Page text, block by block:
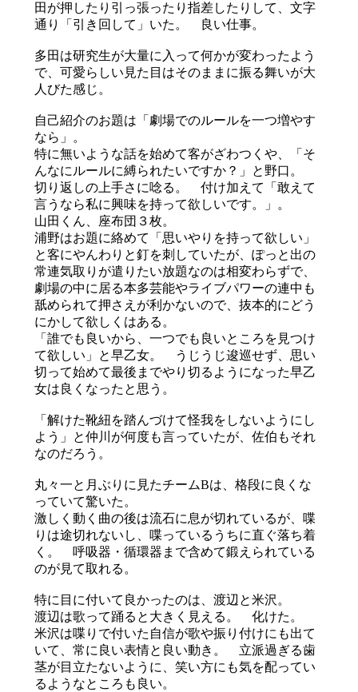
田が押したり引っ張ったり指差したりして、文字
通り「引き回して」いた。 良い仕事。
多田は研究生が大量に入って何かが変わったよう
で、可愛らしい見た目はそのままに振る舞いが大
人びた感じ。
自己紹介のお題は「劇場でのルールを一つ増やす
なら」。
特に無いような話を始めて客がざわつくや、「そ
んなにルールに縛られたいですか？」と野口。
切り返しの上手さに唸る。 付け加えて「敢えて
言うなら私に興味を持って欲しいです。」。
山田くん、座布団３枚。
浦野はお題に絡めて「思いやりを持って欲しい」
と客にやんわりと釘を刺していたが、ぽっと出の
常連気取りが遣りたい放題なのは相変わらずで、
劇場の中に居る本多芸能やライブパワーの連中も
舐められて押さえが利かないので、抜本的にどう
にかして欲しくはある。
「誰でも良いから、一つでも良いところを見つけ
て欲しい」と早乙女。 うじうじ逡巡せず、思い
切って始めて最後までやり切るようになった早乙
女は良くなったと思う。
「解けた靴紐を踏んづけて怪我をしないようにし
よう」と仲川が何度も言っていたが、佐伯もそれ
なのだろう。
丸々一と月ぶりに見たチームBは、格段に良くな
っていて驚いた。
激しく動く曲の後は流石に息が切れているが、喋
りは途切れないし、喋っているうちに直ぐ落ち着
く。 呼吸器・循環器まで含めて鍛えられている
のが見て取れる。
特に目に付いて良かったのは、渡辺と米沢。
渡辺は歌って踊ると大きく見える。 化けた。
米沢は喋りで付いた自信が歌や振り付けにも出て
いて、常に良い表情と良い動き。 立派過ぎる歯
茎が目立たないように、笑い方にも気を配ってい
るようなところも良い。